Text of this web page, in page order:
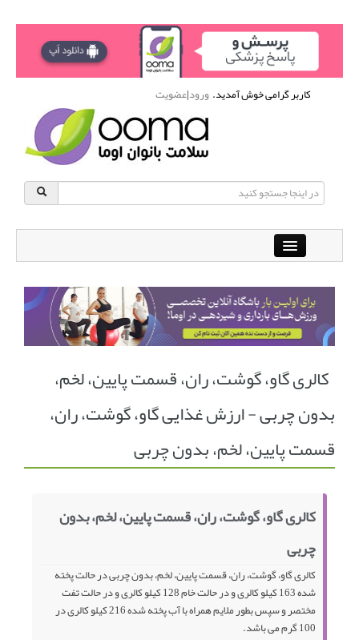
کاربر گرامی خوش آمدید.ورود|عضویت
باشگاه آنلاین ورزشی اوما
دانشنامه سلامت بانوان پرسش و پاسخ
انجمن متخصصین زنان و اوما انتخاب نام کودک
فهرست مواد غذایی اپلیکیشن بارداری و کودک اوما
تماس با ما
کالری گاو، گوشت، ران، قسمت پایین، لخم،
بدون چربی - ارزش غذایی گاو، گوشت، ران،
قسمت پایین، لخم، بدون چربی
کالری گاو، گوشت، ران، قسمت پایین، لخم، بدون
چربی
کالری گاو، گوشت، ران، قسمت پایین، لخم، بدون چربی در حالت پخته
شده 163 کیلو کالری و در حالت خام 128 کیلو کالری و در حالت تفت
مختصر و سپس بطور ملایم همراه با آب پخته شده 216 کیلو کالری در
100 گرم می باشد.